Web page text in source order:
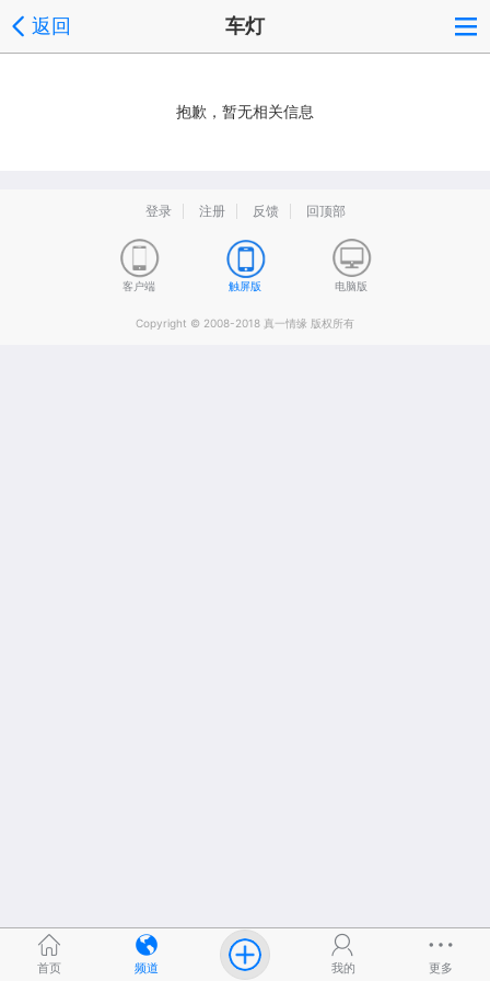
返回 车灯
抱歉，暂无相关信息
登录 注册 反馈 回顶部
客户端 触屏版 电脑版
Copyright © 2008-2018 真一情缘 版权所有
首页 频道 我的 更多